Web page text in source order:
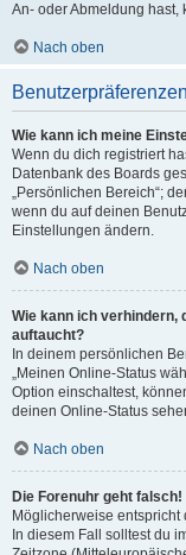
An- oder Abmeldung
Nach oben
Wie kann ich meine
Wenn du dich registriert
Datenbank des Boards
„Persönlichen Bereich“;
wenn du auf deinen
Einstellungen ändern.
Nach oben
Wie kann ich verhindern,
auftaucht?
In deinem persönlichen
„Meinen Online-Status
Option einschaltest,
deinen Online-Status
Nach oben
Die Forenuhr geht falsch!
Möglicherweise
In diesem Fall solltest du